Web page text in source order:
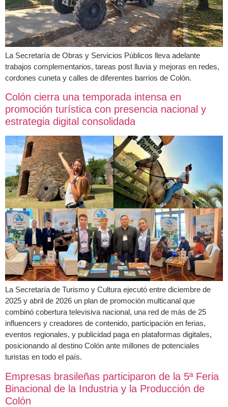
La Secretaría de Obras y Servicios Públicos lleva adelante
trabajos complementarios, tareas post lluvia y mejoras en redes,
cordones cuneta y calles de diferentes barrios de Colón.
Colón cierra una temporada intensa en
promoción turística con presencia nacional y
estrategia digital consolidada
La Secretaría de Turismo y Cultura ejecutó entre diciembre de
2025 y abril de 2026 un plan de promoción multicanal que
combinó cobertura televisiva nacional, una red de más de 25
influencers y creadores de contenido, participación en ferias,
eventos regionales, y publicidad paga en plataformas digitales,
posicionando al destino Colón ante millones de potenciales
turistas en todo el país.
Empresas brasileñas participaron de la 5ª Feria
Binacional de la Industria y la Producción de
Colón